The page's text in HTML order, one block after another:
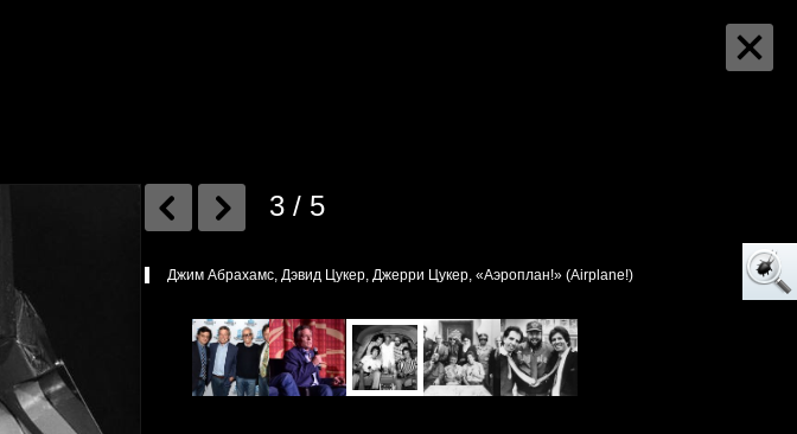
3 / 5
Джим Абрахамс, Дэвид Цукер, Джерри Цукер, «Аэроплан!» (Airplane!)